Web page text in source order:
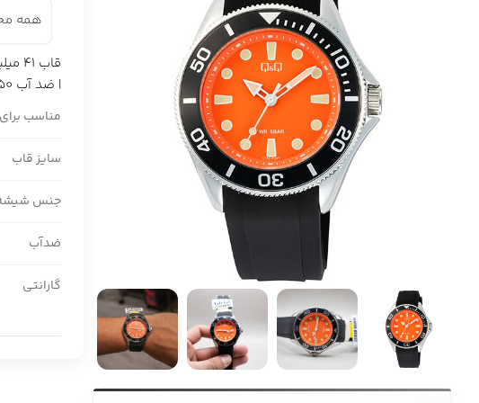
همه
| ضد آب 50 متری | کریستال مینرال | عقربه های شبنما
مناسب برای
سایز قاب
جنس
ضدآب
گارانتی